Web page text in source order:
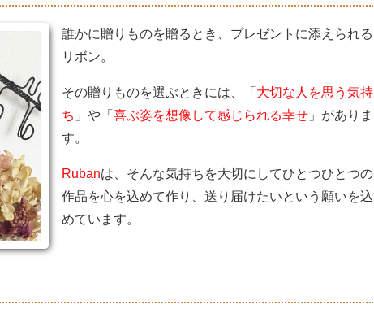
誰かに贈りものを贈るとき、プレゼントに添えられる
リボン。
その贈りものを選ぶときには、「 大切な人を思う気持
ち 」や「 喜ぶ姿を想像して感じられる幸せ 」がありま
す。
Rubanは、そんな気持ちを大切にしてひとつひとつの
作品を心を込めて作り、送り届けたいという願いを込
めています。